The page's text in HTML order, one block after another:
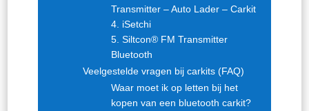
Transmitter – Auto Lader – Carkit
4. iSetchi
5. Siltcon® FM Transmitter
Bluetooth
Veelgestelde vragen bij carkits (FAQ)
Waar moet ik op letten bij het
kopen van een bluetooth carkit?